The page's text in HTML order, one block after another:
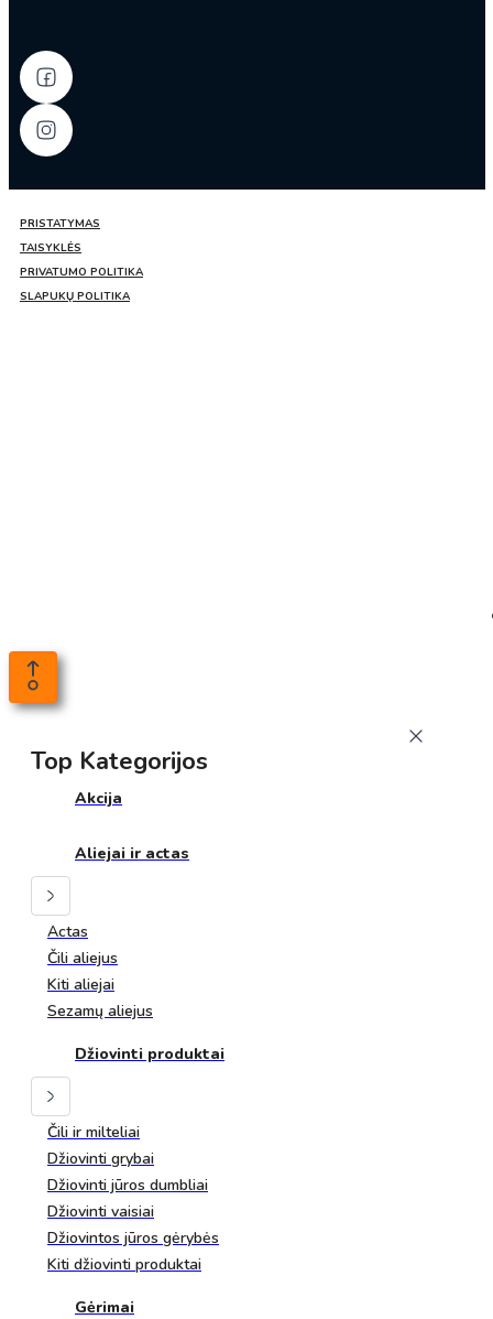
PRISTATYMAS
TAISYKLĖS
PRIVATUMO POLITIKA
SLAPUKŲ POLITIKA
Top Kategorijos
Akcija
Aliejai ir actas
Actas
Čili aliejus
Kiti aliejai
Sezamų aliejus
Džiovinti produktai
Čili ir milteliai
Džiovinti grybai
Džiovinti jūros dumbliai
Džiovinti vaisiai
Džiovintos jūros gėrybės
Kiti džiovinti produktai
Gėrimai